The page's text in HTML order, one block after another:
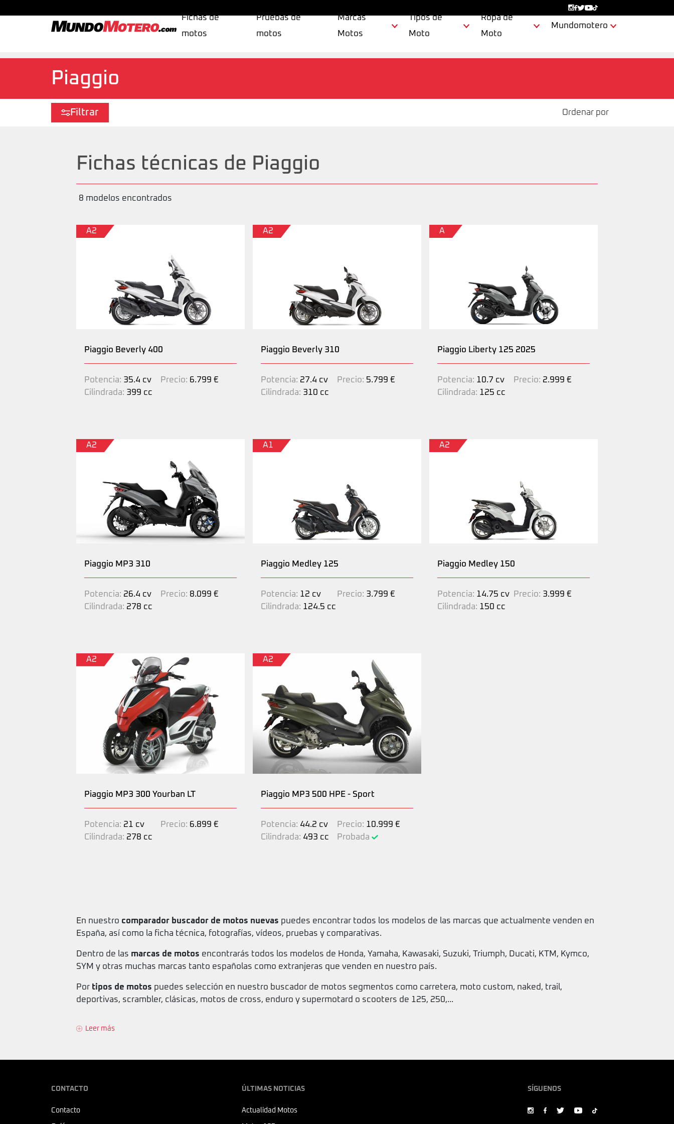
Fichas de
motos
Pruebas de
motos
Marcas
Motos
Tipos de
Moto
Ropa de
Moto
Mundomotero
Piaggio
Filtrar
Fichas técnicas de Piaggio
8 modelos encontrados
A2
Piaggio Beverly 400
Potencia: 35.4 cv
Cilindrada: 399 cc
Precio: 6.799 €
A2
Piaggio Beverly 310
Potencia: 27.4 cv
Cilindrada: 310 cc
Precio: 5.799 €
A
Piaggio Liberty 125 2025
Potencia: 10.7 cv
Cilindrada: 125 cc
Precio: 2.999 €
A2
Piaggio MP3 310
Potencia: 26.4 cv
Cilindrada: 278 cc
Precio: 8.099 €
A1
Piaggio Medley 125
Potencia: 12 cv
Cilindrada: 124.5 cc
Precio: 3.799 €
A2
Piaggio Medley 150
Potencia: 14.75 cv
Cilindrada: 150 cc
Precio: 3.999 €
A2
Piaggio MP3 300 Yourban LT
Potencia: 21 cv
Cilindrada: 278 cc
Precio: 6.899 €
A2
Piaggio MP3 500 HPE - Sport
Potencia: 44.2 cv
Cilindrada: 493 cc
Precio: 10.999 €
Probada
En nuestro comparador buscador de motos nuevas puedes encontrar todos los modelos de las marcas que actualmente venden en
España, así como la ficha técnica, fotografías, vídeos, pruebas y comparativas.
Dentro de las marcas de motos encontrarás todos los modelos de Honda, Yamaha, Kawasaki, Suzuki, Triumph, Ducati, KTM, Kymco,
SYM y otras muchas marcas tanto españolas como extranjeras que venden en nuestro país.
Por tipos de motos puedes selección en nuestro buscador de motos segmentos como carretera, moto custom, naked, trail,
deportivas, scrambler, clásicas, motos de cross, enduro y supermotard o scooters de 125, 250,...
Leer más
CONTACTO
Contacto
ÚLTIMAS NOTICIAS
Actualidad Motos
SÍGUENOS